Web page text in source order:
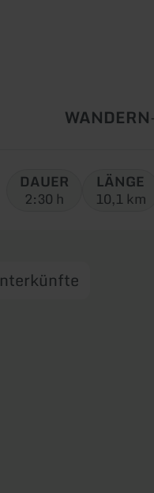
Art
WANDERN
DAUER
2:30 h
LÄNGE
10,1 km